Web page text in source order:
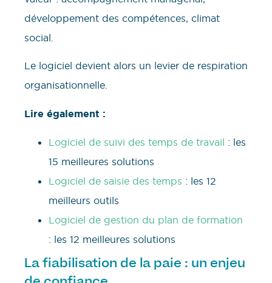
développement des compétences, climat
social.
Le logiciel devient alors un levier de respiration
organisationnelle.
Lire également :
Logiciel de suivi des temps de travail : les
15 meilleures solutions
Logiciel de saisie des temps : les 12
meilleurs outils
Logiciel de gestion du plan de formation
: les 12 meilleures solutions
La fiabilisation de la paie : un enjeu